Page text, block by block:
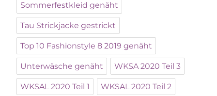
Sommerfestkleid genäht
Tau Strickjacke gestrickt
Top 10 Fashionstyle 8 2019 genäht
Unterwäsche genäht WKSA 2020 Teil 3
WKSAL 2020 Teil 1 WKSAL 2020 Teil 2